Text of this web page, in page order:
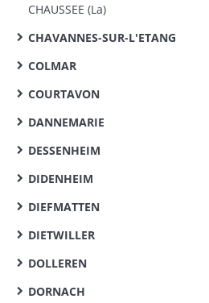
CHAUSSEE (La)
CHAVANNES-SUR-L'ETANG
COLMAR
COURTAVON
DANNEMARIE
DESSENHEIM
DIDENHEIM
DIEFMATTEN
DIETWILLER
DOLLEREN
DORNACH